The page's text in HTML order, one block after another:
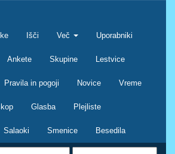
Išči Več Uporabniki
Ankete Skupine Lestvice
Pravila in pogoji Novice Vreme
Glasba Plejliste
Salaoki Smenice Besedila